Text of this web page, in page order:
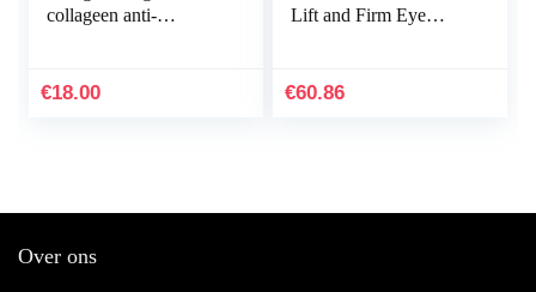
collageen anti-
oogzakken,
€18.00
Lift and Firm Eye
oogcrème, anti-aging
€60.86
Over ons